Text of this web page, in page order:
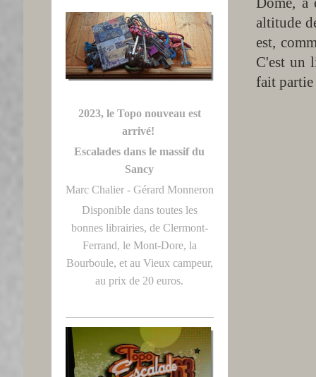
altitude
est,
C'est un
fait partie
2023, le Topo nouveau est
arrivé!
Escalades dans le massif du
Sancy
Marc Chalier - Gérard Monneron
Disponible dans toutes les
bonnes librairies, de Clermont-
Ferrand, le Mont-Dore, la
Bourboule, et au Vieux campeur,
au prix de 20 euros.